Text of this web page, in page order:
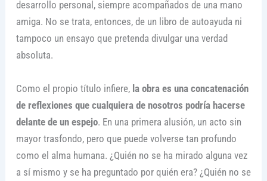
desarrollo personal, siempre acompañados de una mano
amiga. No se trata, entonces, de un libro de autoayuda ni
tampoco un ensayo que pretenda divulgar una verdad
absoluta.
Como el propio título infiere, la obra es una concatenación
de reflexiones que cualquiera de nosotros podría hacerse
delante de un espejo. En una primera alusión, un acto sin
mayor trasfondo, pero que puede volverse tan profundo
como el alma humana. ¿Quién no se ha mirado alguna vez
a sí mismo y se ha preguntado por quién era? ¿Quién no se